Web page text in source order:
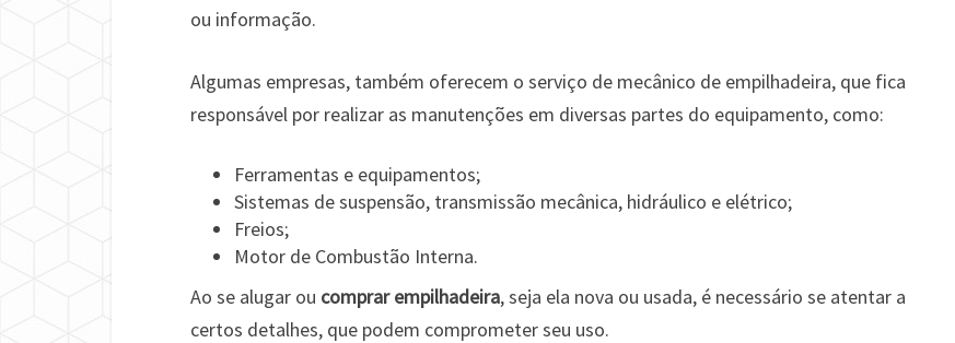
ou informação.
Algumas empresas, também oferecem o serviço de mecânico de empilhadeira, que fica
responsável por realizar as manutenções em diversas partes do equipamento, como:
Ferramentas e equipamentos;
Sistemas de suspensão, transmissão mecânica, hidráulico e elétrico;
Freios;
Motor de Combustão Interna.
Ao se alugar ou comprar empilhadeira, seja ela nova ou usada, é necessário se atentar a
certos detalhes, que podem comprometer seu uso.